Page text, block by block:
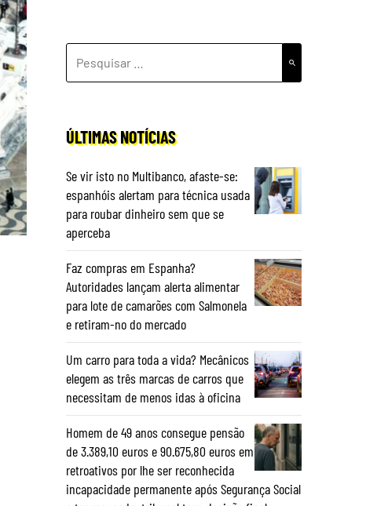
POR:
ÚLTIMAS NOTÍCIAS
Se vir isto no Multibanco, afaste-se:
espanhóis alertam para técnica usada
para roubar dinheiro sem que se
aperceba
Faz compras em Espanha?
Autoridades lançam alerta alimentar
para lote de camarões com Salmonela
e retiram-no do mercado
Um carro para toda a vida? Mecânicos
elegem as três marcas de carros que
necessitam de menos idas à oficina
Homem de 49 anos consegue pensão
de 3.389,10 euros e 90.675,80 euros em
retroativos por lhe ser reconhecida
incapacidade permanente após Segurança Social